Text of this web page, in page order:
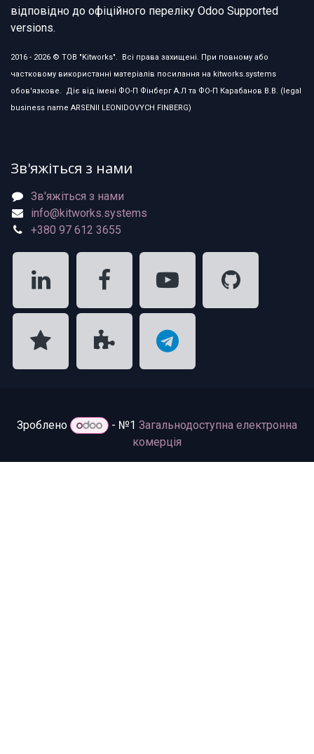
відповідно до офіційного переліку Odoo Supported
versions.
2016 - 2026 © ТОВ "Kitworks". Всі права захищені. При повному або
частковому використанні матеріалів посилання на kitworks.systems
обов'язкове. Діє від імені ФО-П Фінберг А.Л та ФО-П Карабанов В.В. (legal
business name ARSENII LEONIDOVYCH FINBERG)
Зв'яжіться з нами
Зв'яжіться з нами
info@kitworks.systems
+380 97 612 3655
Зроблено - №1 Загальнодоступна електронна
комерція